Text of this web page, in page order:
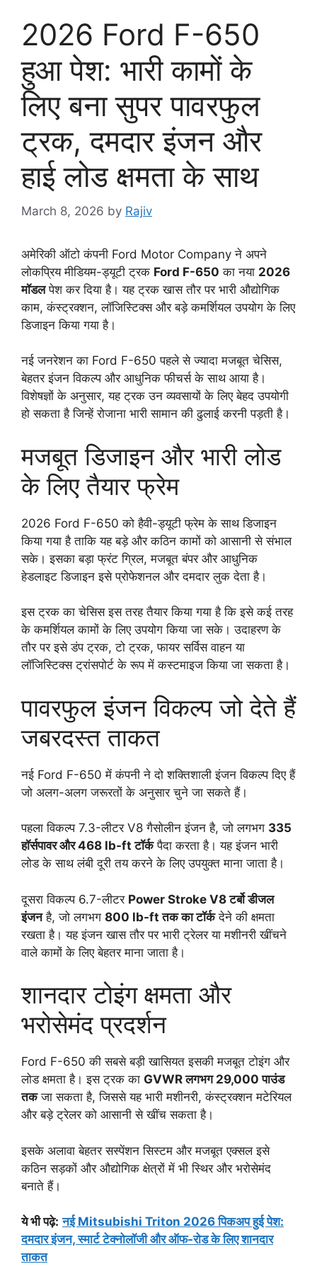
2026 Ford F-650
हुआ पेश: भारी कामों के
लिए बना सुपर पावरफुल
ट्रक, दमदार इंजन और
हाई लोड क्षमता के साथ
March 8, 2026 by Rajiv
अमेरिकी ऑटो कंपनी Ford Motor Company ने अपने
लोकप्रिय मीडियम-ड्यूटी ट्रक Ford F-650 का नया 2026
मॉडलपेश कर दिया है। यह ट्रक खास तौर पर भारी औद्योगिक
काम, कंस्ट्रक्शन, लॉजिस्टिक्स और बड़े कमर्शियल उपयोग के लिए
डिजाइन किया गया है।
नई जनरेशन का Ford F-650 पहले से ज्यादा मजबूत चेसिस,
बेहतर इंजन विकल्प और आधुनिक फीचर्स के साथ आया है।
विशेषज्ञों के अनुसार, यह ट्रक उन व्यवसायों के लिए बेहद उपयोगी
हो सकता है जिन्हें रोजाना भारी सामान की ढुलाई करनी पड़ती है।
मजबूत डिजाइन और भारी लोड
के लिए तैयार फ्रेम
2026 Ford F-650 को हैवी-ड्यूटी फ्रेम के साथ डिजाइन
किया गया है ताकि यह बड़े और कठिन कामों को आसानी से संभाल
सके। इसका बड़ा फ्रंट ग्रिल, मजबूत बंपर और आधुनिक
हेडलाइट डिजाइन इसे प्रोफेशनल और दमदार लुक देता है।
इस ट्रक का चेसिस इस तरह तैयार किया गया है कि इसे कई तरह
के कमर्शियल कामों के लिए उपयोग किया जा सके। उदाहरण के
तौर पर इसे डंप ट्रक, टो ट्रक, फायर सर्विस वाहन या
लॉजिस्टिक्स ट्रांसपोर्ट के रूप में कस्टमाइज किया जा सकता है।
पावरफुल इंजन विकल्प जो देते हैं
जबरदस्त ताकत
नई Ford F-650 में कंपनी ने दो शक्तिशाली इंजन विकल्प दिए हैं
जो अलग-अलग जरूरतों के अनुसार चुने जा सकते हैं।
पहला विकल्प 7.3-लीटर V8 गैसोलीन इंजन है, जो लगभग 335
हॉर्सपावर और 468 lb-ft टॉर्कपैदा करता है। यह इंजन भारी
लोड के साथ लंबी दूरी तय करने के लिए उपयुक्त माना जाता है।
दूसरा विकल्प 6.7-लीटर Power Stroke V8 टर्बो डीजल
इंजनहै, जो लगभग 800 lb-ft तक का टॉर्कदेने की क्षमता
रखता है। यह इंजन खास तौर पर भारी ट्रेलर या मशीनरी खींचने
वाले कामों के लिए बेहतर माना जाता है।
शानदार टोइंग क्षमता और
भरोसेमंद प्रदर्शन
Ford F-650 की सबसे बड़ी खासियत इसकी मजबूत टोइंग और
लोड क्षमता है। इस ट्रक का GVWR लगभग 29,000 पाउंड
तकजा सकता है, जिससे यह भारी मशीनरी, कंस्ट्रक्शन मटेरियल
और बड़े ट्रेलर को आसानी से खींच सकता है।
इसके अलावा बेहतर सस्पेंशन सिस्टम और मजबूत एक्सल इसे
कठिन सड़कों और औद्योगिक क्षेत्रों में भी स्थिर और भरोसेमंद
बनाते हैं।
ये भी पढ़े: नई Mitsubishi Triton 2026 पिकअप हुई पेश:
दमदार इंजन, स्मार्ट टेक्नोलॉजी और ऑफ-रोड के लिए शानदार
ताकत